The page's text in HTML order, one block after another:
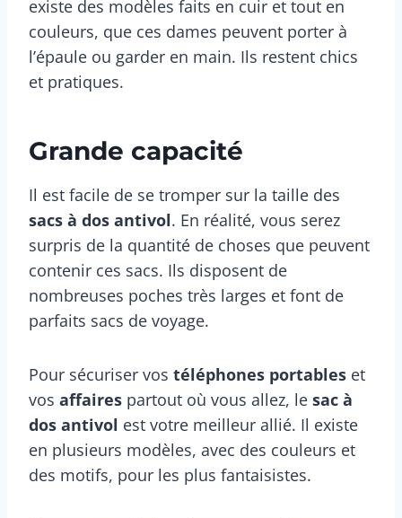
existe des modèles faits en cuir et tout en
couleurs, que ces dames peuvent porter à
l’épaule ou garder en main. Ils restent chics
et pratiques.
Grande capacité
Il est facile de se tromper sur la taille des
sacs à dos antivol. En réalité, vous serez
surpris de la quantité de choses que peuvent
contenir ces sacs. Ils disposent de
nombreuses poches très larges et font de
parfaits sacs de voyage.
Pour sécuriser vos téléphones portables et
vos affaires partout où vous allez, le sac à
dos antivol est votre meilleur allié. Il existe
en plusieurs modèles, avec des couleurs et
des motifs, pour les plus fantaisistes.